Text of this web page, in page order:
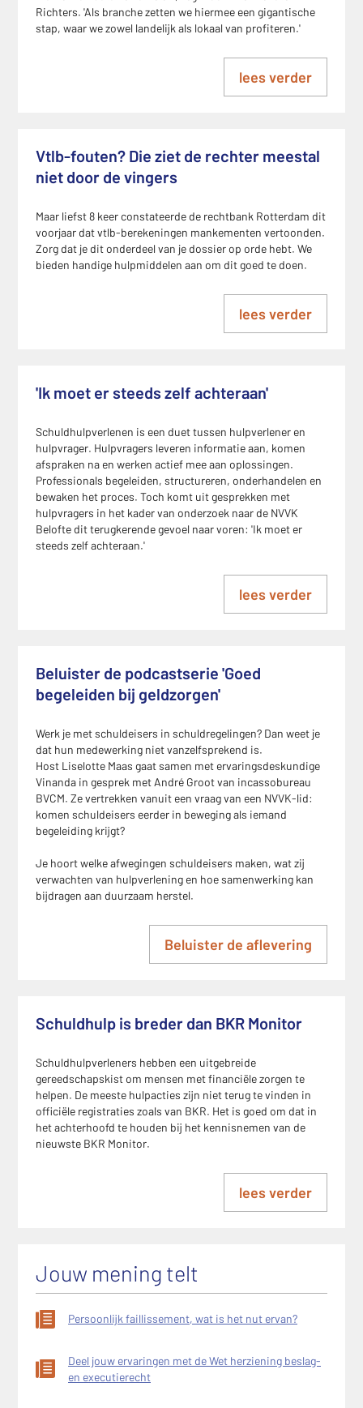
Richters. 'Als branche zetten we hiermee een gigantische
stap, waar we zowel landelijk als lokaal van profiteren.'
lees verder
Vtlb-fouten? Die ziet de rechter meestal
niet door de vingers
Maar liefst 8 keer constateerde de rechtbank Rotterdam dit
voorjaar dat vtlb-berekeningen mankementen vertoonden.
Zorg dat je dit onderdeel van je dossier op orde hebt. We
bieden handige hulpmiddelen aan om dit goed te doen.
lees verder
'Ik moet er steeds zelf achteraan'
Schuldhulpverlenen is een duet tussen hulpverlener en
hulpvrager. Hulpvragers leveren informatie aan, komen
afspraken na en werken actief mee aan oplossingen.
Professionals begeleiden, structureren, onderhandelen en
bewaken het proces. Toch komt uit gesprekken met
hulpvragers in het kader van onderzoek naar de NVVK
Belofte dit terugkerende gevoel naar voren: 'Ik moet er
steeds zelf achteraan.'
lees verder
Beluister de podcastserie 'Goed
begeleiden bij geldzorgen'
Werk je met schuldeisers in schuldregelingen? Dan weet je
dat hun medewerking niet vanzelfsprekend is.
Host Liselotte Maas gaat samen met ervaringsdeskundige
Vinanda in gesprek met André Groot van incassobureau
BVCM. Ze vertrekken vanuit een vraag van een NVVK-lid:
komen schuldeisers eerder in beweging als iemand
begeleiding krijgt?
Je hoort welke afwegingen schuldeisers maken, wat zij
verwachten van hulpverlening en hoe samenwerking kan
bijdragen aan duurzaam herstel.
Beluister de aflevering
Schuldhulp is breder dan BKR Monitor
Schuldhulpverleners hebben een uitgebreide
gereedschapskist om mensen met financiële zorgen te
helpen. De meeste hulpacties zijn niet terug te vinden in
officiële registraties zoals van BKR. Het is goed om dat in
het achterhoofd te houden bij het kennisnemen van de
nieuwste BKR Monitor.
lees verder
Jouw mening telt
Persoonlijk faillissement, wat is het nut ervan?
Deel jouw ervaringen met de Wet herziening beslag-
en executierecht